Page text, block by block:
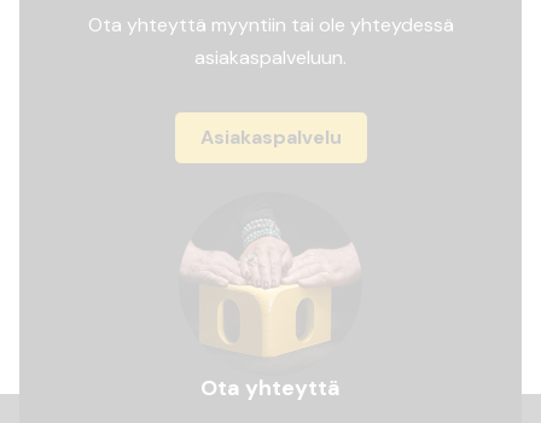
Ota yhteyttä myyntiin tai ole yhteydessä
asiakaspalveluun.
Asiakaspalvelu
Ota yhteyttä